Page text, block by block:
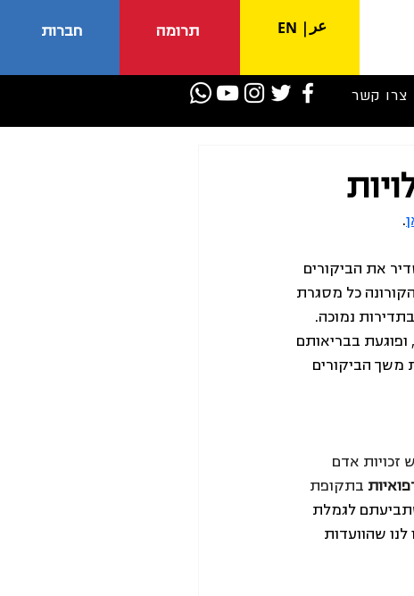
חברות תרומה عر EN
צרו קשר
.
את הביקורים
כל מסגרת
נמוכה.
בבריאותם
משך הביקורים
זכויות אדם
בתקופת
לגמלת
על ההחלטה ולקבל את הגמלה. ב-11.5.2020 הודיעו לנו שהוועדות